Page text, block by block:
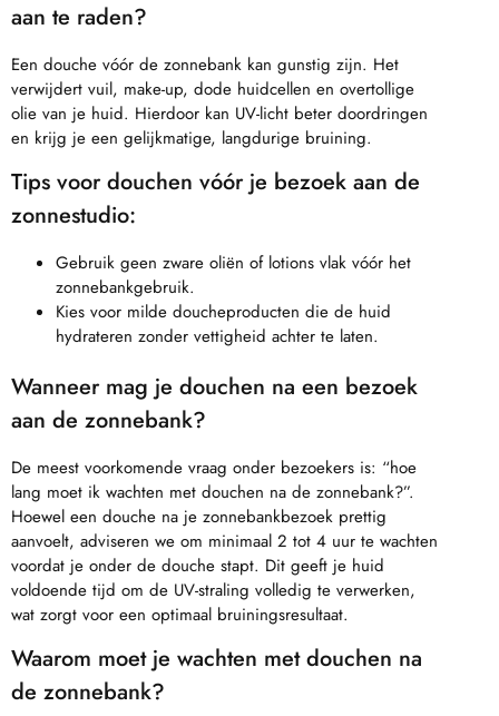
aan te raden?
Een douche vóór de zonnebank kan gunstig zijn. Het
verwijdert vuil, make-up, dode huidcellen en overtollige
olie van je huid. Hierdoor kan UV-licht beter doordringen
en krijg je een gelijkmatige, langdurige bruining.
Tips voor douchen vóór je bezoek aan de
zonnestudio:
Gebruik geen zware oliën of lotions vlak vóór het
zonnebankgebruik.
Kies voor milde doucheproducten die de huid
hydrateren zonder vettigheid achter te laten.
Wanneer mag je douchen na een bezoek
aan de zonnebank?
De meest voorkomende vraag onder bezoekers is: “hoe
lang moet ik wachten met douchen na de zonnebank?”.
Hoewel een douche na je zonnebankbezoek prettig
aanvoelt, adviseren we om minimaal 2 tot 4 uur te wachten
voordat je onder de douche stapt. Dit geeft je huid
voldoende tijd om de UV-straling volledig te verwerken,
wat zorgt voor een optimaal bruiningsresultaat.
Waarom moet je wachten met douchen na
de zonnebank?